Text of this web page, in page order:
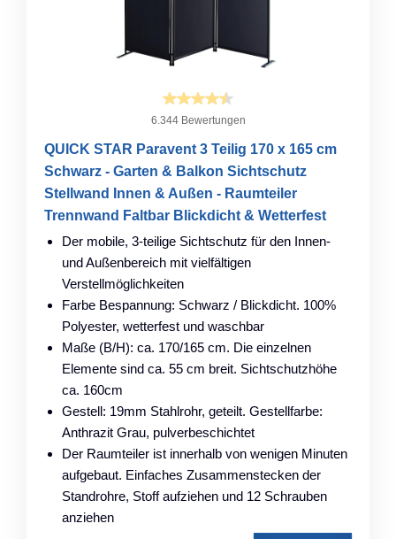
6.344 Bewertungen
QUICK STAR Paravent 3 Teilig 170 x 165 cm
Schwarz - Garten & Balkon Sichtschutz
Stellwand Innen & Außen - Raumteiler
Trennwand Faltbar Blickdicht & Wetterfest
Der mobile, 3-teilige Sichtschutz für den Innen-
und Außenbereich mit vielfältigen
Verstellmöglichkeiten
Farbe Bespannung: Schwarz / Blickdicht. 100%
Polyester, wetterfest und waschbar
Maße (B/H): ca. 170/165 cm. Die einzelnen
Elemente sind ca. 55 cm breit. Sichtschutzhöhe
ca. 160cm
Gestell: 19mm Stahlrohr, geteilt. Gestellfarbe:
Anthrazit Grau, pulverbeschichtet
Der Raumteiler ist innerhalb von wenigen Minuten
aufgebaut. Einfaches Zusammenstecken der
Standrohre, Stoff aufziehen und 12 Schrauben
anziehen